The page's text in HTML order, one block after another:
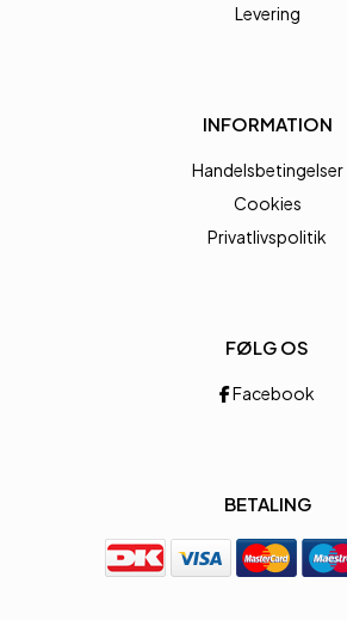
Levering
INFORMATION
Handelsbetingelser
Cookies
Privatlivspolitik
FØLG OS
Facebook
BETALING